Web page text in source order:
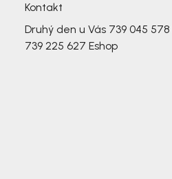
Kontakt
Druhý den u Vás 739 045 578
739 225 627 Eshop